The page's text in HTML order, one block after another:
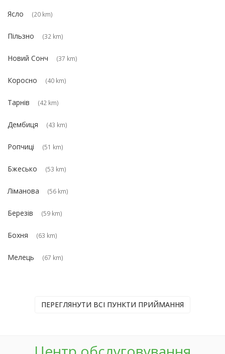
Ясло (20 km)
Пільзно (32 km)
Новий Сонч (37 km)
Коросно (40 km)
Тарнів (42 km)
Дембиця (43 km)
Ропчиці (51 km)
Бжесько (53 km)
Ліманова (56 km)
Березів (59 km)
Бохня (63 km)
Мелець (67 km)
ПЕРЕГЛЯНУТИ ВСІ ПУНКТИ ПРИЙМАННЯ